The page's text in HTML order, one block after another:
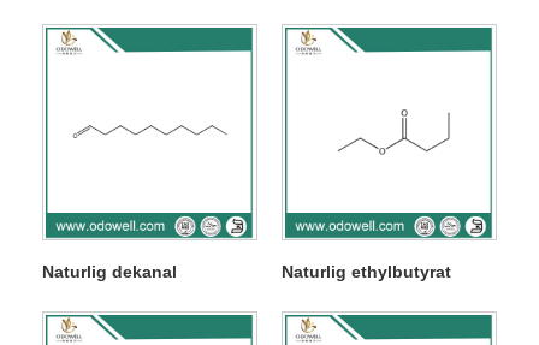
Naturlig dekanal Naturlig ethylbutyrat